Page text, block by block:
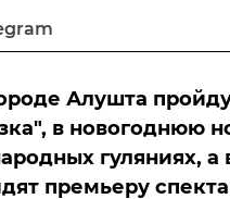
Алушта
в новогоднюю
гуляниях, а
премьеру